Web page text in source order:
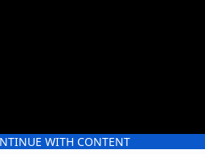
WITH CONTENT